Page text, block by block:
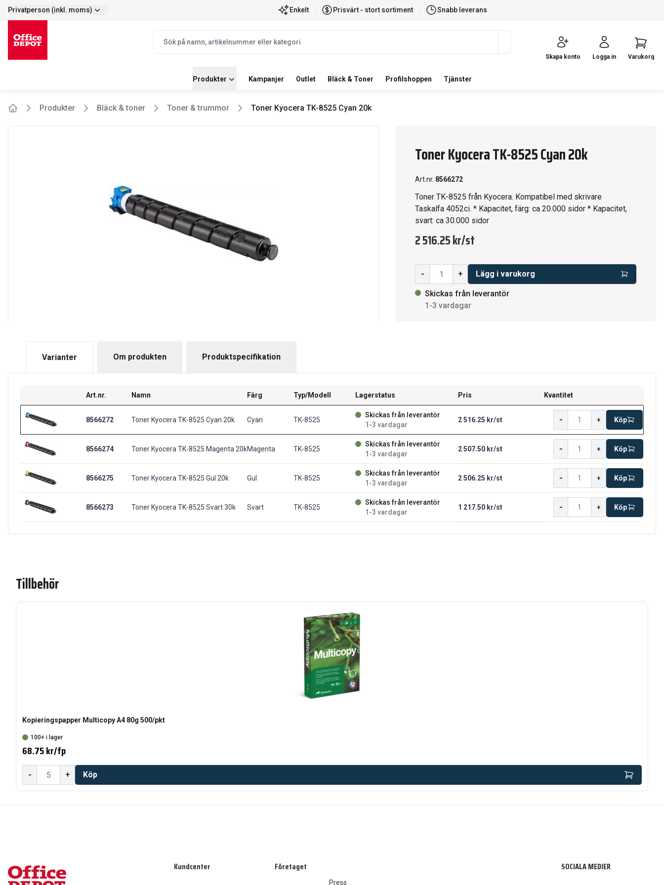
selector.vat
Privatperson (inkl. moms) Snabb leverans
Enkelt Prisvärt - stort sortiment Snabb leverans
navbar.quicksearch.label
Skapa konto Logga in Varukorg
Produkter Kampanjer Outlet Bläck & Toner Profilshoppen Tjänster
Produkter Bläck & toner Toner & trummor Toner Kyocera TK-8525 Cyan 20k
Toner Kyocera TK-8525 Cyan 20k
Art.nr. 8566272
Toner TK-8525 från Kyocera. Kompatibel med skrivare
Taskalfa 4052ci. * Kapacitet, färg: ca 20.000 sidor * Kapacitet,
svart: ca 30.000 sidor
2 516.25 kr/st
- + Lägg i varukorg
Skickas från leverantör
1-3 vardagar
Varianter Om produkten Produktspecifikation
Art.nr. Namn Färg Typ/Modell Lagerstatus Pris Kvantitet
8566272 Toner Kyocera TK-8525 Cyan 20k Cyan TK-8525
Skickas från leverantör
1-3 vardagar
2 516.25 kr/st - + Köp
8566274 Toner Kyocera TK-8525 Magenta 20kMagenta TK-8525
Skickas från leverantör
1-3 vardagar
2 507.50 kr/st - + Köp
8566275 Toner Kyocera TK-8525 Gul 20k Gul TK-8525
Skickas från leverantör
1-3 vardagar
2 506.25 kr/st - + Köp
8566273 Toner Kyocera TK-8525 Svart 30k Svart TK-8525
Skickas från leverantör
1-3 vardagar
1 217.50 kr/st - + Köp
Tillbehör
Kopieringspapper Multicopy A4 80g 500/pkt
100+ i lager
68.75 kr/fp
- + Köp
Kundcenter Företaget
Press
SOCIALA MEDIER